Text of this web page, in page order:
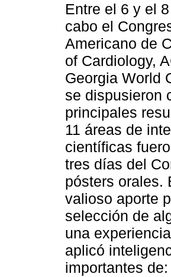
Entre el 6 y el
cabo el
Americano de
of Cardiology,
Georgia World
se dispusieron
principales
11 áreas de
científicas
tres días del
pósters orales.
valioso aporte
selección de
una
aplicó
importantes de: